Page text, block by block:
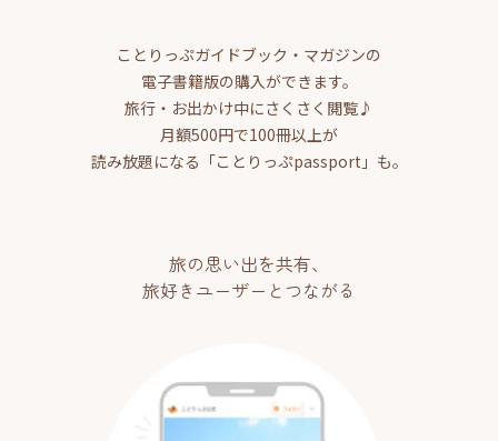
ことりっぷガイドブック・マガジンの
電子書籍版の購入ができます。
旅行・お出かけ中にさくさく閲覧♪
月額500円で100冊以上が
読み放題になる「ことりっぷpassport」も。
旅の思い出を共有、
旅好きユーザーとつながる